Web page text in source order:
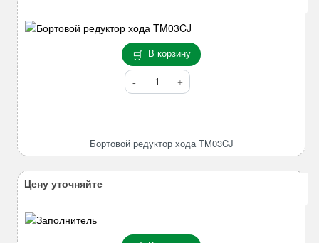
В корзину
Количество
товара
TM03CJ
Бортовой редуктор хода TM03CJ
Цену уточняйте